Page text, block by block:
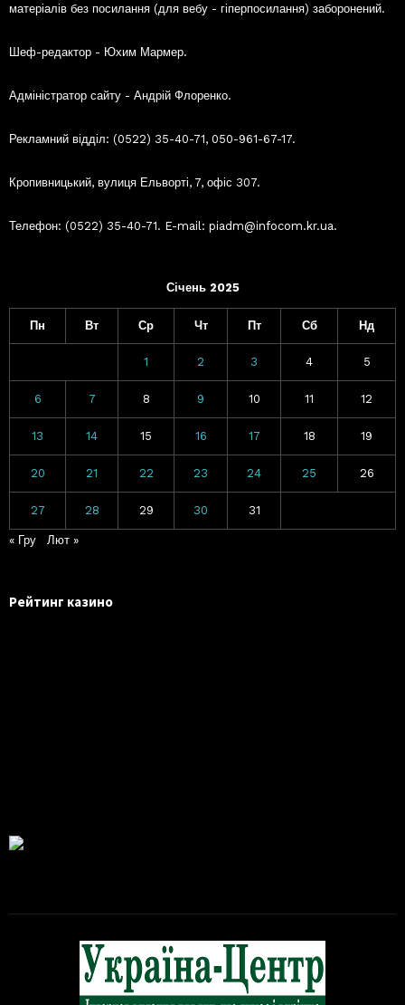
матеріалів без посилання (для вебу - гіперпосилання) заборонений.
Шеф-редактор - Юхим Мармер.
Адміністратор сайту - Андрій Флоренко.
Рекламний відділ: (0522) 35-40-71, 050-961-67-17.
Кропивницький, вулиця Ельворті, 7, офіс 307.
Телефон: (0522) 35-40-71. E-mail: piadm@infocom.kr.ua.
Січень 2025
Пн Вт Ср Чт Пт Сб Нд
1 2 3 4 5
6 7 8 9 10 11 12
13 14 15 16 17 18 19
20 21 22 23 24 25 26
27 28 29 30 31
« Гру Лют »
Рейтинг казино